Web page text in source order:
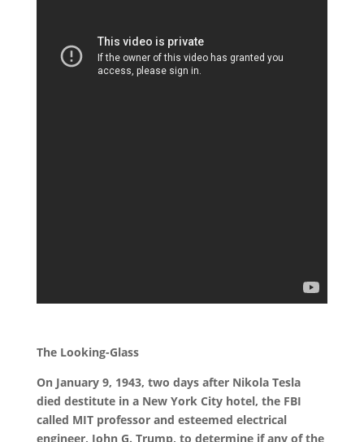
The Looking-Glass
On January 9, 1943, two days after Nikola Tesla
died destitute in a New York City hotel, the FBI
called MIT professor and esteemed electrical
engineer, John G. Trump, to determine if any of the